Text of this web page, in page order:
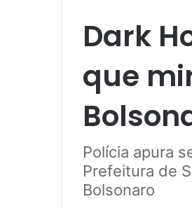
Dark
que
Polícia apura
Prefeitura de
Bolsonaro